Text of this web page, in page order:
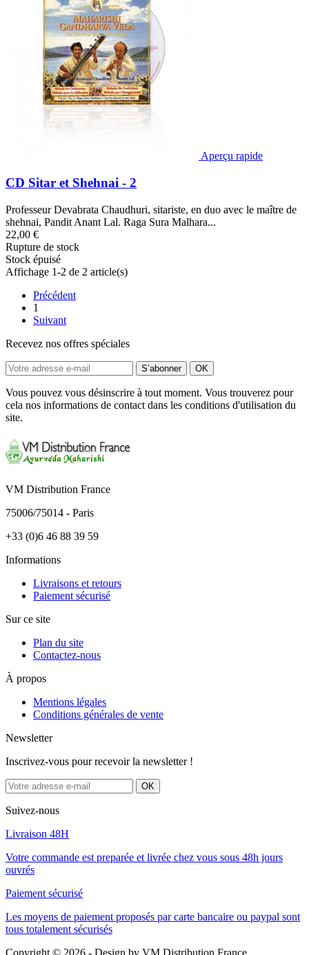
Aperçu rapide
CD Sitar et Shehnai - 2
Professeur Devabrata Chaudhuri, sitariste, en duo avec le maître de
shehnai, Pandit Anant Lal. Raga Sura Malhara...
22,00 €
Rupture de stock
Stock épuisé
Affichage 1-2 de 2 article(s)
Précédent
1
Suivant
Recevez nos offres spéciales
Vous pouvez vous désinscrire à tout moment. Vous trouverez pour
cela nos informations de contact dans les conditions d'utilisation du
site.
VM Distribution France
75006/75014 - Paris
+33 (0)6 46 88 39 59
Informations
Livraisons et retours
Paiement sécurisé
Sur ce site
Plan du site
Contactez-nous
À propos
Mentions légales
Conditions générales de vente
Newsletter
Inscrivez-vous pour recevoir la newsletter !
Suivez-nous
Livraison 48H
Votre commande est preparée et livrée chez vous sous 48h jours
ouvrés
Paiement sécurisé
Les moyens de paiement proposés par carte bancaire ou paypal sont
tous totalement sécurisés
Copyright © 2026 - Design by VM Distribution France